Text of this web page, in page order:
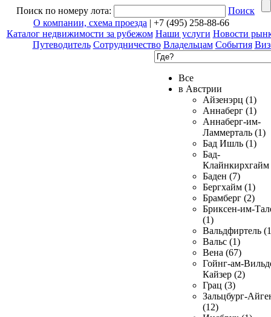
Поиск по номеру лота:
Поиск
О компании, схема проезда | +7 (495) 258-88-66
Каталог недвижимости за рубежом Наши услуги Новости
Путеводитель Сотрудничество Владельцам События
Все
в Австрии
Айзенэрц (1)
Аннаберг (1)
Аннаберг-им-
Ламмерталь (1)
Бад Ишль (1)
Бад-
Клайнкирхгайм
Баден (7)
Бергхайм (1)
Брамберг (2)
Бриксен-им-
(1)
Вальдфиртель
Вальс (1)
Вена (67)
Гойнг-ам-
Кайзер (2)
Грац (3)
Зальцбург-
(12)